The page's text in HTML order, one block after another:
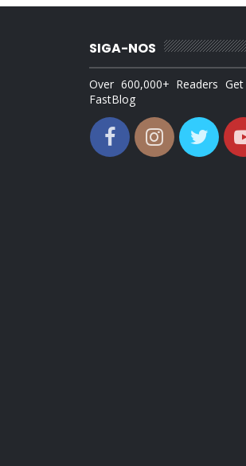
SIGA-NOS
Over 600,000+ Readers
FastBlog